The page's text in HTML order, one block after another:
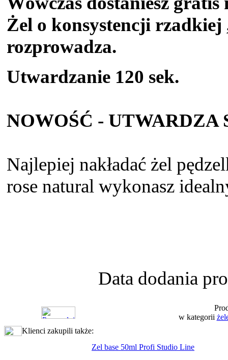
Żel o konsystencji rzadkiej
Utwardzanie 120 sek.
NOWOŚĆ -
Najlepiej nakładać żel
rose natural wykonasz
Data dodania
w kategorii
Klienci zakupili także:
Zel base 50ml Profi Studio Line